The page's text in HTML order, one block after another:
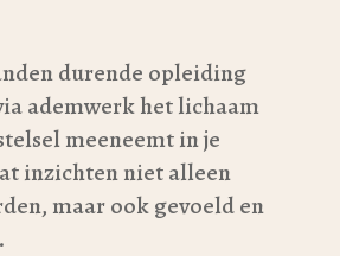
durende opleiding
ademwerk het lichaam
meeneemt in je
inzichten niet alleen
maar ook gevoeld en